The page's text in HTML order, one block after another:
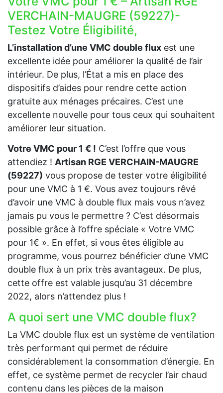
VERCHAIN-MAUGRE (59227)-
Testez Votre Éligibilité,
L’installation d’une VMC double flux est une
excellente idée pour améliorer la qualité de l’air
intérieur. De plus, l’État a mis en place des
dispositifs d’aides pour rendre cette action
gratuite aux ménages précaires. C’est une
excellente nouvelle pour tous ceux qui souhaitent
améliorer leur situation.
Votre VMC pour 1 € ! C’est l’offre que vous
attendiez ! Artisan RGE VERCHAIN-MAUGRE
(59227) vous propose de tester votre éligibilité
pour une VMC à 1 €. Vous avez toujours rêvé
d’avoir une VMC à double flux mais vous n’avez
jamais pu vous le permettre ? C’est désormais
possible grâce à l’offre spéciale « Votre VMC
pour 1€ ». En effet, si vous êtes éligible au
programme, vous pourrez bénéficier d’une VMC
double flux à un prix très avantageux. De plus,
cette offre est valable jusqu’au 31 décembre
2022, alors n’attendez plus !
A quoi sert une VMC double flux?
La VMC double flux est un système de ventilation
très performant qui permet de réduire
considérablement la consommation d’énergie. En
effet, ce système permet de recycler l’air chaud
contenu dans les pièces de la maison